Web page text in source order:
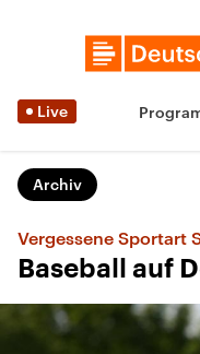
Live
Archiv
Vergessene Sportart
Baseball auf